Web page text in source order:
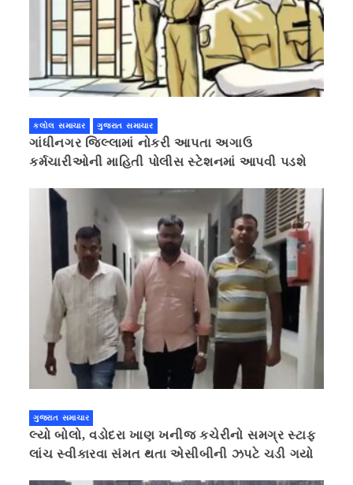
કલોલ સમાચાર ગુજરાત સમાચાર
ગાંધીનગર જિલ્લામાં નોકરી આપતા અગાઉ
કર્મચારીઓની માહિતી પોલીસ સ્ટેશનમાં આપવી પડશે
ગુજરાત સમાચાર
લ્યો બોલો, વડોદરા ખાણ ખનીજ કચેરીનો સમગ્ર સ્ટાફ
લાંચ સ્વીકારવા સંમત થતા એસીબીની ઝપટે ચડી ગયો